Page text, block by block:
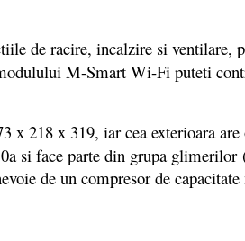
de racire, incalzire si
M-Smart Wi-Fi puteti
218 x 319, iar cea exterioara
face parte din grupa glimerilor
de un compresor de